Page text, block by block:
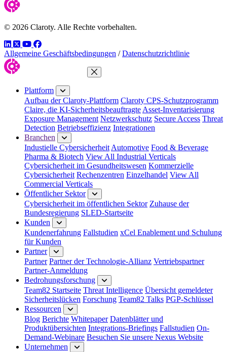
© 2026 Claroty. Alle Rechte vorbehalten.
LinkedIn
TwitterYouTube
Facebook
Allgemeine Geschäftsbedingungen / Datenschutzrichtlinie
Menü schließen
Plattform
Aufbau der Claroty-Plattform Claroty CPS-Schutzprogramm
Claire, die KI-Sicherheitsbeauftragte Asset-Inventarisierung
Exposure Management Netzwerkschutz Secure Access Threat
Detection Betriebseffizienz Integrationen
Branchen
Industielle Cybersicherheit Automotive Food & Beverage
Pharma & Biotech View All Industrial Verticals
Cybersicherheit im Gesundheitswesen Kommerzielle
Cybersicherheit Rechenzentren Einzelhandel View All
Commercial Verticals
Öffentlicher Sektor
Cybersicherheit im öffentlichen Sektor Zuhause der
Bundesregierung SLED-Startseite
Kunden
Kundenerfahrung Fallstudien xCel Enablement und Schulung
für Kunden
Partner
Partner Partner der Technologie-Allianz Vertriebspartner
Partner-Anmeldung
Bedrohungsforschung
Team82 Startseite Threat Intelligence Übersicht gemeldeter
Sicherheitslücken Forschung Team82 Talks PGP-Schlüssel
Ressourcen
Blog Berichte Whitepaper Datenblätter und
Produktübersichten Integrations-Briefings Fallstudien On-
Demand-Webinare Besuchen Sie unsere Nexus Website
Unternehmen